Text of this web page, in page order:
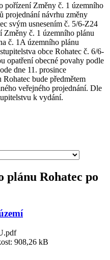
pořízení Změny č. 1 územního
projednání návrhu změny
svým usnesením č. 5/6-Z24
Změny č. 1 územního plánu
č. 1A územního plánu
obce Rohatec č. 6/6-
opatření obecné povahy podle
dne 11. prosince
bude předmětem
veřejného projednání. Dle
k vydání.
plánu Rohatec po
908,26 kB